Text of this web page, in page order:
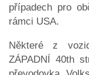
případech pro
rámci USA.
Některé z
ZÁPADNÍ 40th